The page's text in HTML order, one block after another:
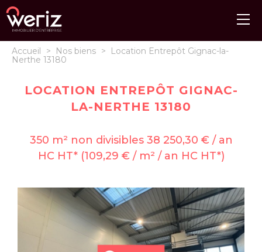
Accueil > Nos biens >
Location Entrepôt Gignac-la-
Nerthe 13180
LOCATION ENTREPÔT GIGNAC-
LA-NERTHE 13180
350 m² non divisibles 38 250,30 € / an
HC HT* (109,29 € / m² / an HC HT*)